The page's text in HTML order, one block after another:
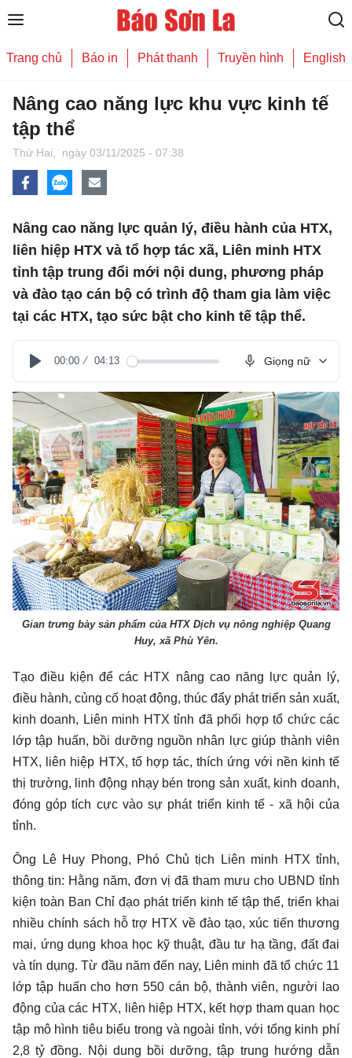
Trang chủ Báo in Phát thanh Truyền hình English
Nâng cao năng lực khu vực kinh tế
tập thể
Thứ Hai, ngày 03/11/2025 - 07:38
Nâng cao năng lực quản lý, điều hành của HTX,
liên hiệp HTX và tổ hợp tác xã, Liên minh HTX
tỉnh tập trung đổi mới nội dung, phương pháp
và đào tạo cán bộ có trình độ tham gia làm việc
tại các HTX, tạo sức bật cho kinh tế tập thể.
Play
00:00 04:13 Giọng nữ
Gian trưng bày sản phẩm của HTX Dịch vụ nông nghiệp Quang
Huy, xã Phù Yên.
Tạo điều kiện để các HTX nâng cao năng lực quản lý,
điều hành, củng cố hoạt động, thúc đẩy phát triển sản xuất,
kinh doanh, Liên minh HTX tỉnh đã phối hợp tổ chức các
lớp tập huấn, bồi dưỡng nguồn nhân lực giúp thành viên
HTX, liên hiệp HTX, tổ hợp tác, thích ứng với nền kinh tế
thị trường, linh động nhạy bén trong sản xuất, kinh doanh,
đóng góp tích cực vào sự phát triển kinh tế - xã hội của
tỉnh.
Ông Lê Huy Phong, Phó Chủ tịch Liên minh HTX tỉnh,
thông tin: Hằng năm, đơn vị đã tham mưu cho UBND tỉnh
kiện toàn Ban Chỉ đạo phát triển kinh tế tập thể, triển khai
nhiều chính sách hỗ trợ HTX về đào tạo, xúc tiến thương
mại, ứng dụng khoa học kỹ thuật, đầu tư hạ tầng, đất đai
và tín dụng. Từ đầu năm đến nay, Liên minh đã tổ chức 11
lớp tập huấn cho hơn 550 cán bộ, thành viên, người lao
động của các HTX, liên hiệp HTX, kết hợp tham quan học
tập mô hình tiêu biểu trong và ngoài tỉnh, với tổng kinh phí
2,8 tỷ đồng. Nội dung bồi dưỡng, tập trung hướng dẫn